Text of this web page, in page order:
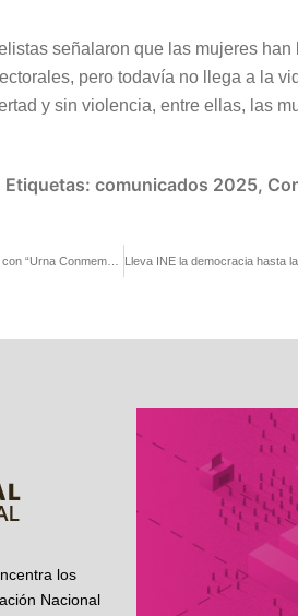
señalaron que las mujeres
pero todavía no llega a la
y sin violencia, entre ellas, las
Etiquetas: comunicados 2025,
los
Nacional